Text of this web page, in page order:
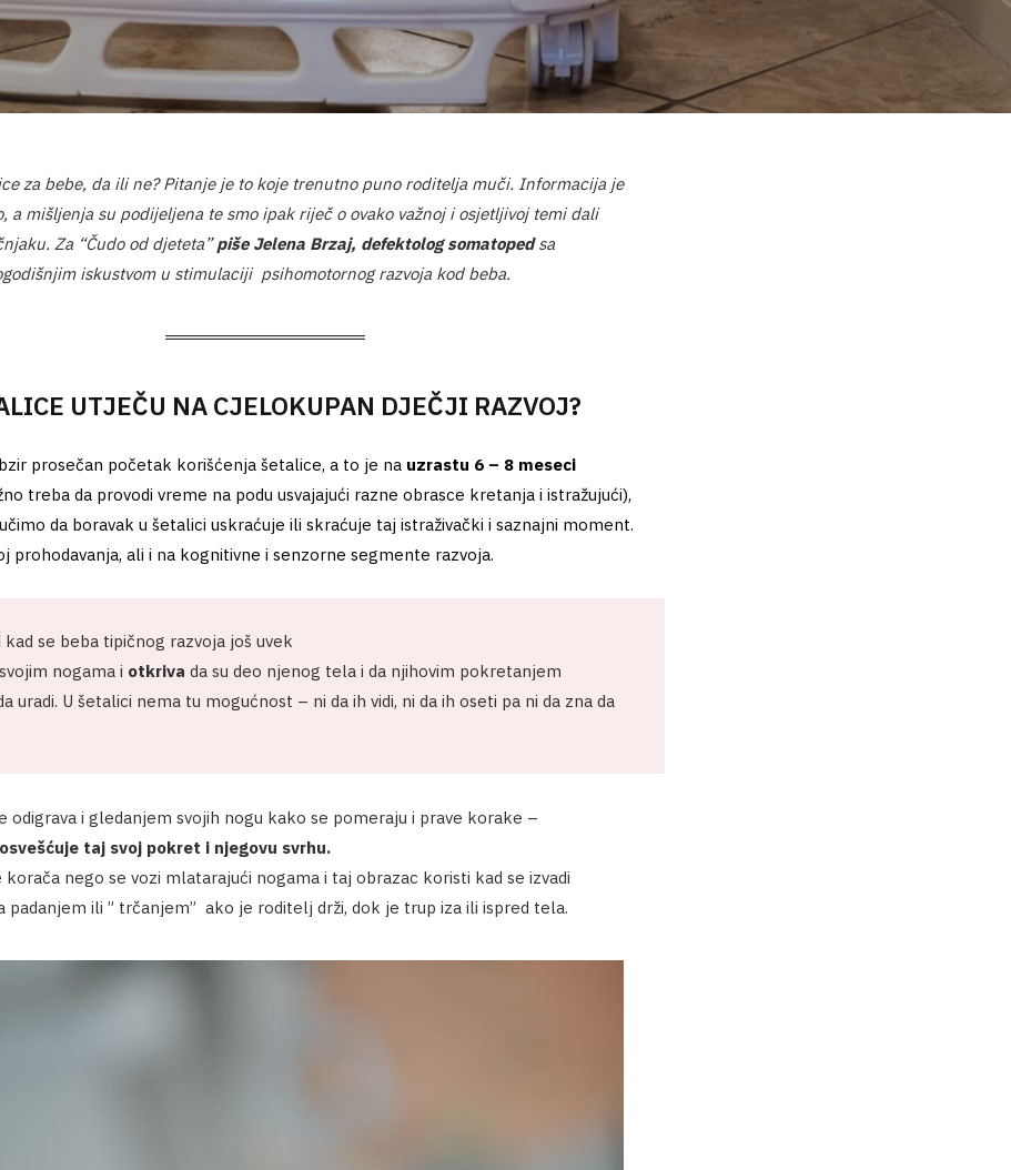
za bebe, da ili ne? Pitanje je to koje trenutno puno roditelja muči. Informacija je
a mišljenja su podijeljena te smo ipak riječ o ovako važnoj i osjetljivoj temi dali
Za “Čudo od djeteta”piše Jelena Brzaj, defektolog somatopedsa
iskustvom u stimulaciji psihomotornog razvoja kod beba.
UTJEČU NA CJELOKUPAN DJEČJI RAZVOJ?
prosečan početak korišćenja šetalice, a to je na uzrastu 6 – 8 meseci
treba da provodi vreme na podu usvajajući razne obrasce kretanja i istražujući),
da boravak u šetalici uskraćuje ili skraćuje taj istraživački i saznajni moment.
prohodavanja, ali i na kognitivne i senzorne segmente razvoja.
kad se beba tipičnog razvoja još uvek
nogama i otkriva da su deo njenog tela i da njihovim pokretanjem
uradi. U šetalici nema tu mogućnost – ni da ih vidi, ni da ih oseti pa ni da zna da
odigrava i gledanjem svojih nogu kako se pomeraju i prave korake –
osvešćuje taj svoj pokret i njegovu svrhu.
korača nego se vozi mlatarajući nogama i taj obrazac koristi kad se izvadi
padanjem ili ” trčanjem” ako je roditelj drži, dok je trup iza ili ispred tela.